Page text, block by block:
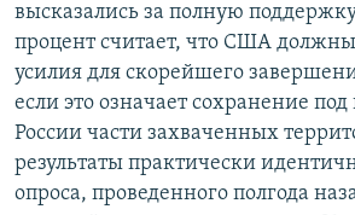
высказались за полную
процент считает, что США
усилия для скорейшего
если это означает сохранение
России части захваченных
результаты практически
опроса, проведенного полгода